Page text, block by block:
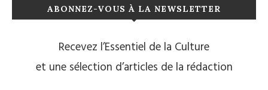
ABONNEZ-VOUS À LA NEWSLETTER
Recevez l’Essentiel de la Culture
et une sélection d’articles de la rédaction